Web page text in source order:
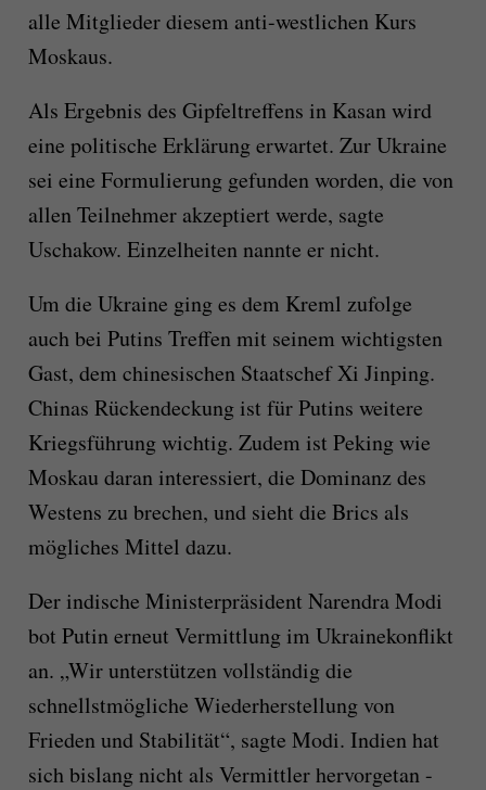
alle Mitglieder diesem anti-westlichen Kurs
Moskaus.
Als Ergebnis des Gipfeltreffens in Kasan wird
eine politische Erklärung erwartet. Zur Ukraine
sei eine Formulierung gefunden worden, die von
allen Teilnehmer akzeptiert werde, sagte
Uschakow. Einzelheiten nannte er nicht.
Um die Ukraine ging es dem Kreml zufolge
auch bei Putins Treffen mit seinem wichtigsten
Gast, dem chinesischen Staatschef Xi Jinping.
Chinas Rückendeckung ist für Putins weitere
Kriegsführung wichtig. Zudem ist Peking wie
Moskau daran interessiert, die Dominanz des
Westens zu brechen, und sieht die Brics als
mögliches Mittel dazu.
Der indische Ministerpräsident Narendra Modi
bot Putin erneut Vermittlung im Ukrainekonflikt
an. „Wir unterstützen vollständig die
schnellstmögliche Wiederherstellung von
Frieden und Stabilität“, sagte Modi. Indien hat
sich bislang nicht als Vermittler hervorgetan -